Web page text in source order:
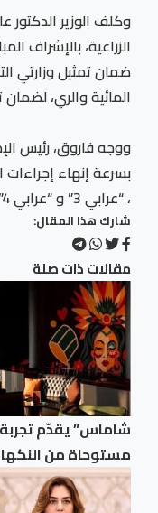
وكلف الوزير الدكتور
الزراعية، بالإشراف
ضمان تمثيل وزارتي
المائية والري، لضمان
ووجه فاروق، رئيس
بسرعة إنهاء
، “عرابي 3” و “عرابي 4”.
شارك هذا المقال:
مقالات ذات صلة
شاماس” يقدّم
مستوحاة من